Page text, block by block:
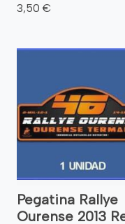
3,50 €
Pegatina Rallye
Ourense 2013